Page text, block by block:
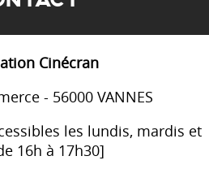
Cinécran
- 56000 VANNES
les lundis, mardis et
16h à 17h30]